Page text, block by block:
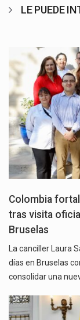
LE PUEDE
Colombia
tras visita
Bruselas
La canciller Laura
días en Bruselas
consolidar una